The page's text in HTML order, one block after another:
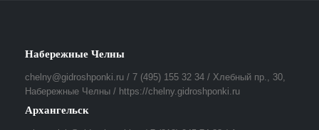
Набережные Челны
chelny@gidroshponki.ru / 7 (495) 155 32 34 / Хлебный пр., 30,
Набережные Челны / https://chelny.gidroshponki.ru
Архангельск